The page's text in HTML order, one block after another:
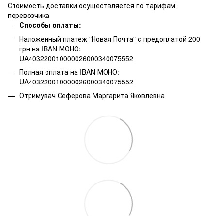
Стоимость доставки осуществляется по тарифам
перевозчика
Способы оплаты:
Наложенный платеж "Новая Почта" с предоплатой 200
грн на IBAN МОНО:
UA403220010000026000340075552
Полная оплата на IBAN МОНО:
UA403220010000026000340075552
Отримувач Сеферова Маргарита Яковлевна